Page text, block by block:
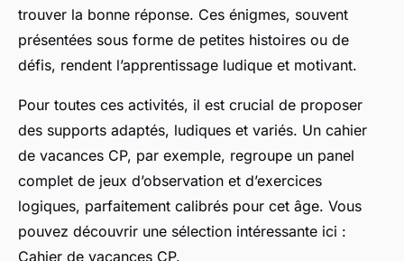
trouver la bonne réponse. Ces énigmes, souvent
présentées sous forme de petites histoires ou de
défis, rendent l’apprentissage ludique et motivant.
Pour toutes ces activités, il est crucial de proposer
des supports adaptés, ludiques et variés. Un cahier
de vacances CP, par exemple, regroupe un panel
complet de jeux d’observation et d’exercices
logiques, parfaitement calibrés pour cet âge. Vous
pouvez découvrir une sélection intéressante ici :
Cahier de vacances CP.